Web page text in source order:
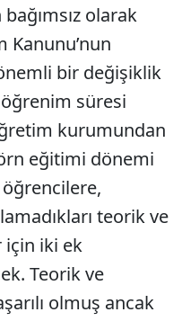
olarak
Kanunu’nun
bir değişiklik
öğrenim süresi
kurumundan
eğitimi dönemi
teorik ve
için iki ek
Teorik ve
olmuş ancak